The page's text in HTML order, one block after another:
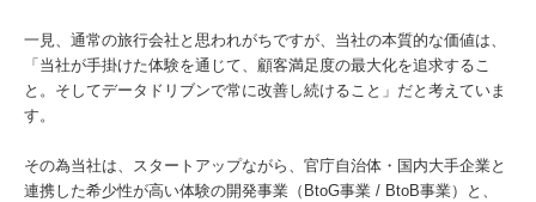
一見、通常の旅行会社と思われがちですが、当社の本質的な価値は、
「当社が手掛けた体験を通じて、顧客満足度の最大化を追求するこ
と。そしてデータドリブンで常に改善し続けること」だと考えていま
す。
その為当社は、スタートアップながら、官庁自治体・国内大手企業と
連携した希少性が高い体験の開発事業（BtoG事業 / BtoB事業）と、